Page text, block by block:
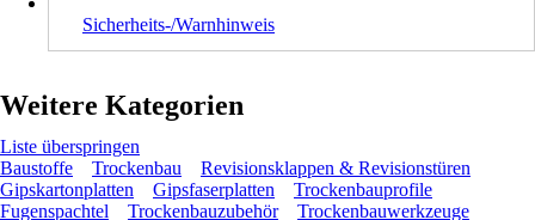
Sicherheits-/Warnhinweis
Weitere Kategorien
Liste überspringen
Baustoffe
Trockenbau
Revisionsklappen & Revisionstüren
Gipskartonplatten
Gipsfaserplatten
Trockenbauprofile
Fugenspachtel
Trockenbauzubehör Trockenbauwerkzeuge